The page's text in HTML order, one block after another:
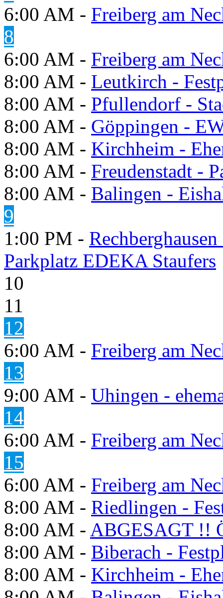
6:00 AM - Freiberg am
8
6:00 AM - Freiberg am
8:00 AM - Leutkirch -
8:00 AM - Pfullendorf -
8:00 AM - Göppingen -
8:00 AM - Kirchheim -
8:00 AM - Freudenstadt -
8:00 AM - Balingen -
9
1:00 PM -
Parkplatz EDEKA Staufers
10
11
12
6:00 AM - Freiberg am
13
9:00 AM - Uhingen -
14
6:00 AM - Freiberg am
15
6:00 AM - Freiberg am
8:00 AM - Riedlingen -
8:00 AM - ABGESAGT !!
8:00 AM - Biberach -
8:00 AM - Kirchheim -